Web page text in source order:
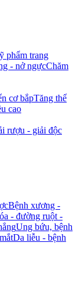
phẩm trang
- nở ngựcChăm
cơ bắpTăng thể
cao
rượu - giải độc
Bệnh xương -
- đường ruột -
Ung bứu, bệnh
Da liễu - bệnh